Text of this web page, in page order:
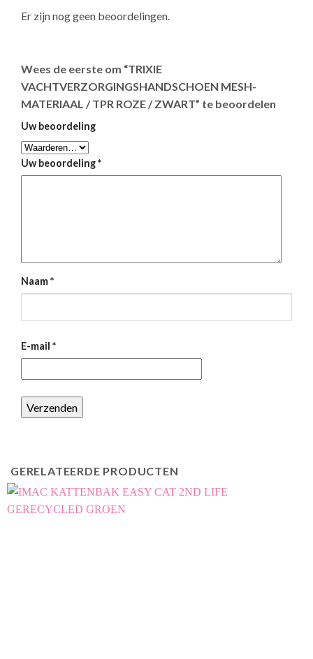
Er zijn nog geen beoordelingen.
Wees de eerste om “TRIXIE
VACHTVERZORGINGSHANDSCHOEN MESH-
MATERIAAL / TPR ROZE / ZWART” te beoordelen
Uw beoordeling
Uw beoordeling*
Naam*
E-mail *
GERELATEERDE PRODUCTEN